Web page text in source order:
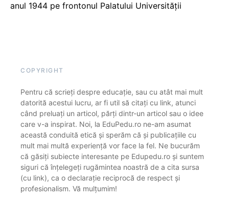
anul 1944 pe frontonul Palatului Universității
COPYRIGHT
Pentru că scrieți despre educație, sau cu atât mai mult
datorită acestui lucru, ar fi util să citați cu link, atunci
când preluați un articol, părți dintr-un articol sau o idee
care v-a inspirat. Noi, la EduPedu.ro ne-am asumat
această conduită etică și sperăm că și publicațiile cu
mult mai multă experiență vor face la fel. Ne bucurăm
că găsiți subiecte interesante pe Edupedu.ro și suntem
siguri că înțelegeți rugămintea noastră de a cita sursa
(cu link), ca o declarație reciprocă de respect și
profesionalism. Vă mulțumim!